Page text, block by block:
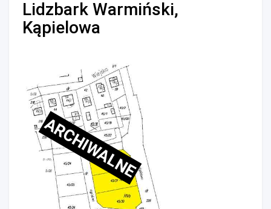
Lidzbark Warmiński,
Kąpielowa
ARCHIWALNE